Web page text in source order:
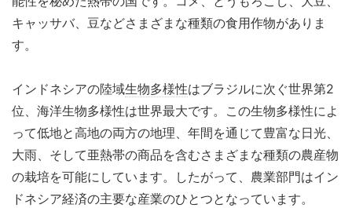
キャッサバ、豆などさまざまな種類の食用作物がありま
す。
インドネシアの陸域生物多様性はブラジルに次ぐ世界第2
位、海洋生物多様性は世界最大です。この生物多様性によ
って低地と高地の両方の地理、年間を通じて豊富な日光、
大雨、そして亜熱帯の商品を含むさまざまな種類の農産物
の栽培を可能にしています。したがって、農業部門はイン
ドネシア経済の主要な産業のひとつとなっています。